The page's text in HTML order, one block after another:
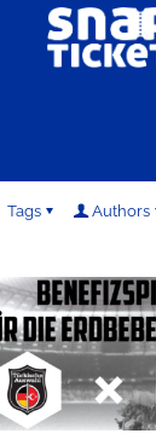
Tags Authors